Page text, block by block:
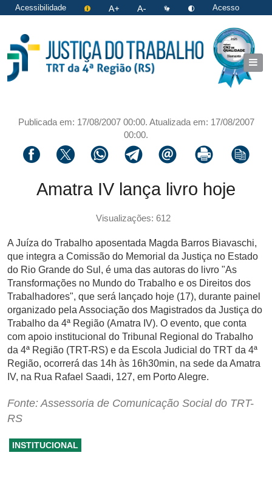
Acessibilidade
Acesso
Publicada em: 17/08/2007 00:00. Atualizada em: 17/08/2007
00:00.
Compartilhar via facebook
Compartilhar via twitter
Compartilhar via whatsapp
Compartilhar via telegram
Compartilhar via email
Imprimir a página
Copiar
Amatra IV lança livro hoje
Visualizações: 612
A Juíza do Trabalho aposentada Magda Barros Biavaschi,
que integra a Comissão do Memorial da Justiça no Estado
do Rio Grande do Sul, é uma das autoras do livro "As
Transformações no Mundo do Trabalho e os Direitos dos
Trabalhadores", que será lançado hoje (17), durante painel
organizado pela Associação dos Magistrados da Justiça do
Trabalho da 4ª Região (Amatra IV). O evento, que conta
com apoio institucional do Tribunal Regional do Trabalho
da 4ª Região (TRT-RS) e da Escola Judicial do TRT da 4ª
Região, ocorrerá das 14h às 16h30min, na sede da Amatra
IV, na Rua Rafael Saadi, 127, em Porto Alegre.
Fonte: Assessoria de Comunicação Social do TRT-
RS
INSTITUCIONAL